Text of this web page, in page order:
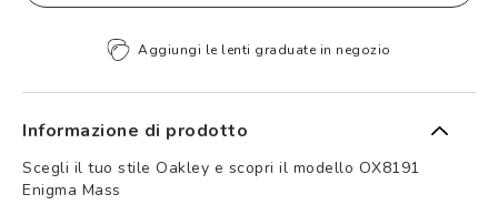
Aggiungi le lenti graduate in negozio
Informazione di prodotto
Scegli il tuo stile Oakley e scopri il modello OX8191
Enigma Mass